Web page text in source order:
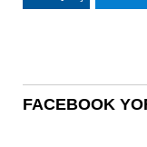
FACEBOOK